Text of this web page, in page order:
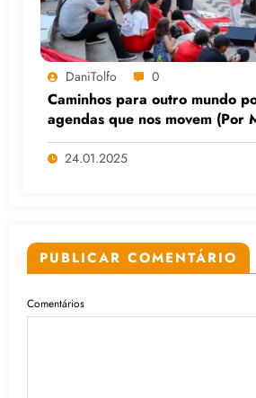
DaniTolfo 0
Caminhos para outro mundo
agendas que nos movem (Por
24.01.2025
PUBLICAR COMENTÁRIO
Comentários